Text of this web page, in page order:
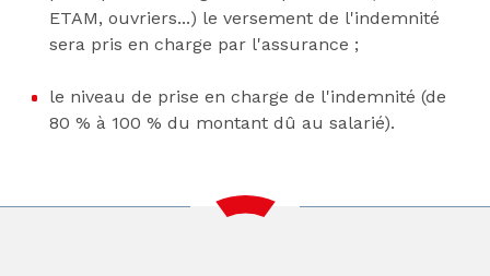
ETAM, ouvriers...) le versement de l'indemnité
sera pris en charge par l'assurance ;
le niveau de prise en charge de l'indemnité (de
80 % à 100 % du montant dû au salarié).